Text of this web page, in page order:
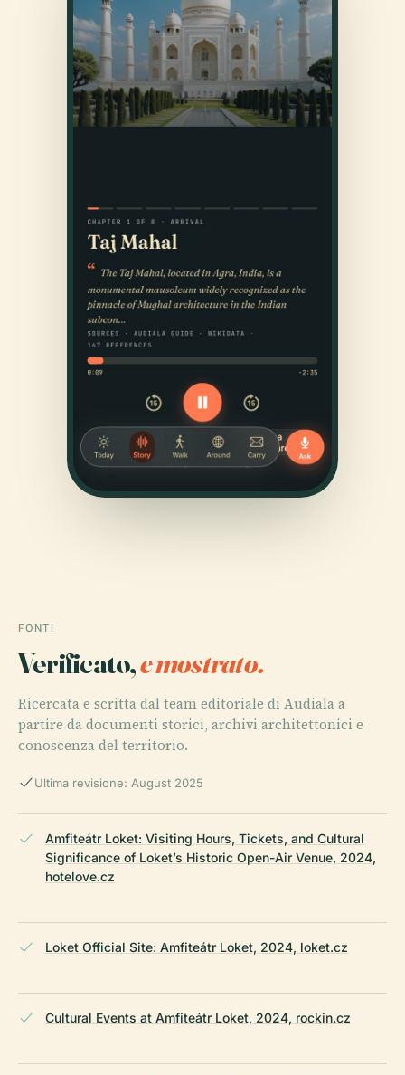
FONTI
Verificato,e mostrato.
Ricercata e scritta dal team editoriale di Audiala a
partire da documenti storici, archivi architettonici e
conoscenza del territorio.
Ultima revisione: August 2025
Amfiteátr Loket: Visiting Hours, Tickets, and Cultural
Significance of Loket’s Historic Open-Air Venue, 2024,
hotelove.cz
Loket Official Site: Amfiteátr Loket, 2024, loket.cz
Cultural Events at Amfiteátr Loket, 2024, rockin.cz